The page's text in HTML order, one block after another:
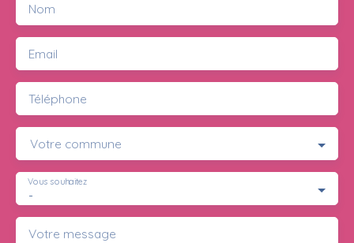
Nom
Email
Téléphone
Votre commune
-
Vous souhaitez
Votre message